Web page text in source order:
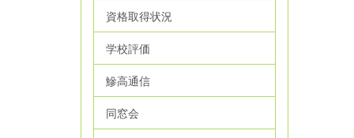
資格取得状況
学校評価
鰺高通信
同窓会